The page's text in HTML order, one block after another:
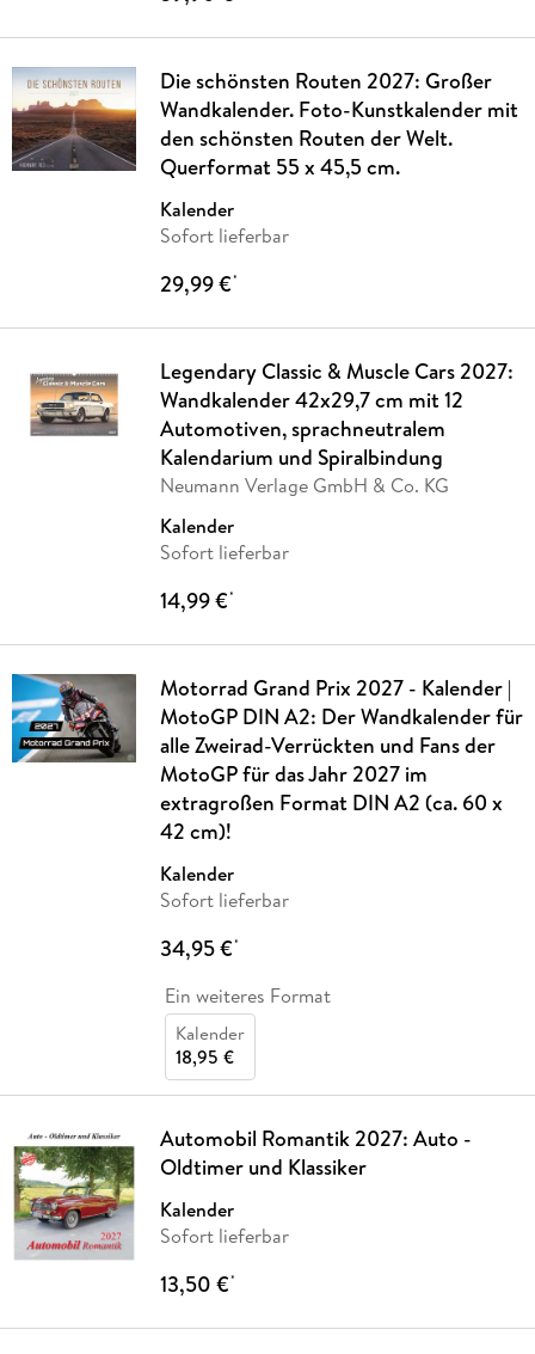
Die schönsten Routen 2027: Großer
Wandkalender. Foto-Kunstkalender mit
den schönsten Routen der Welt.
Querformat 55 x 45,5 cm.
Kalender
Sofort lieferbar
29,99 €*
Legendary Classic & Muscle Cars 2027:
Wandkalender 42x29,7 cm mit 12
Automotiven, sprachneutralem
Kalendarium und Spiralbindung
Neumann Verlage GmbH & Co. KG
Kalender
Sofort lieferbar
14,99 €*
Motorrad Grand Prix 2027 - Kalender |
MotoGP DIN A2: Der Wandkalender für
alle Zweirad-Verrückten und Fans der
MotoGP für das Jahr 2027 im
extragroßen Format DIN A2 (ca. 60 x
42 cm)!
Kalender
Sofort lieferbar
34,95 €*
Ein weiteres Format
Kalender
18,95 €
Automobil Romantik 2027: Auto -
Oldtimer und Klassiker
Kalender
Sofort lieferbar
13,50 €*